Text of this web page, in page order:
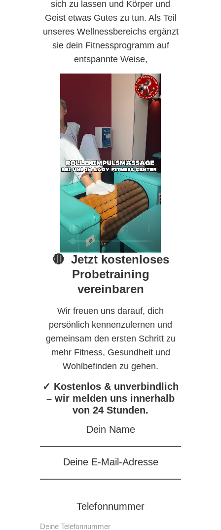
sich zu lassen und Körper und
Geist etwas Gutes zu tun. Als Teil
unseres Wellnessbereichs ergänzt
sie dein Fitnessprogramm auf
entspannte Weise,
🔴 Jetzt kostenloses
Probetraining
vereinbaren
Wir freuen uns darauf, dich
persönlich kennenzulernen und
gemeinsam den ersten Schritt zu
mehr Fitness, Gesundheit und
Wohlbefinden zu gehen.
✓ Kostenlos & unverbindlich
– wir melden uns innerhalb
von 24 Stunden.
Dein Name
Deine E-Mail-Adresse
Telefonnummer